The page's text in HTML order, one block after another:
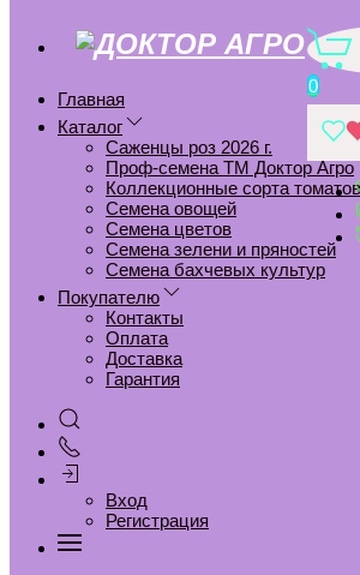
Главная
Каталог
Саженцы роз 2026 г.
Проф-семена ТМ Доктор Агро
Коллекционные сорта
Семена овощей
Семена цветов
Семена зелени и пряностей
Семена бахчевых культур
Покупателю
Контакты
Оплата
Доставка
Гарантия
Вход
Регистрация
0
5111D Томат
Главная
Проф-семена ТМ Доктор Агро
5111D Томат Сударь F1 5 шт
Добавить в избранное
Удалить из избранного
Добавить к сравнению
Удалить из сравнения